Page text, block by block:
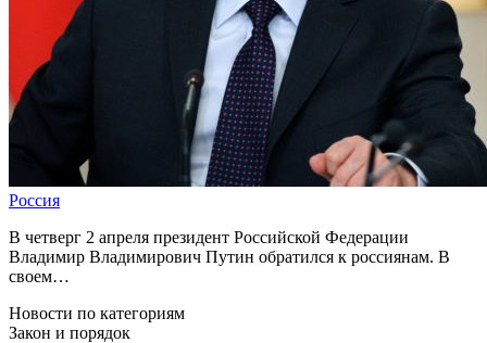
Россия
В четверг 2 апреля президент Российской Федерации
Владимир Владимирович Путин обратился к россиянам. В
своем…
Новости по категориям
Закон и порядок